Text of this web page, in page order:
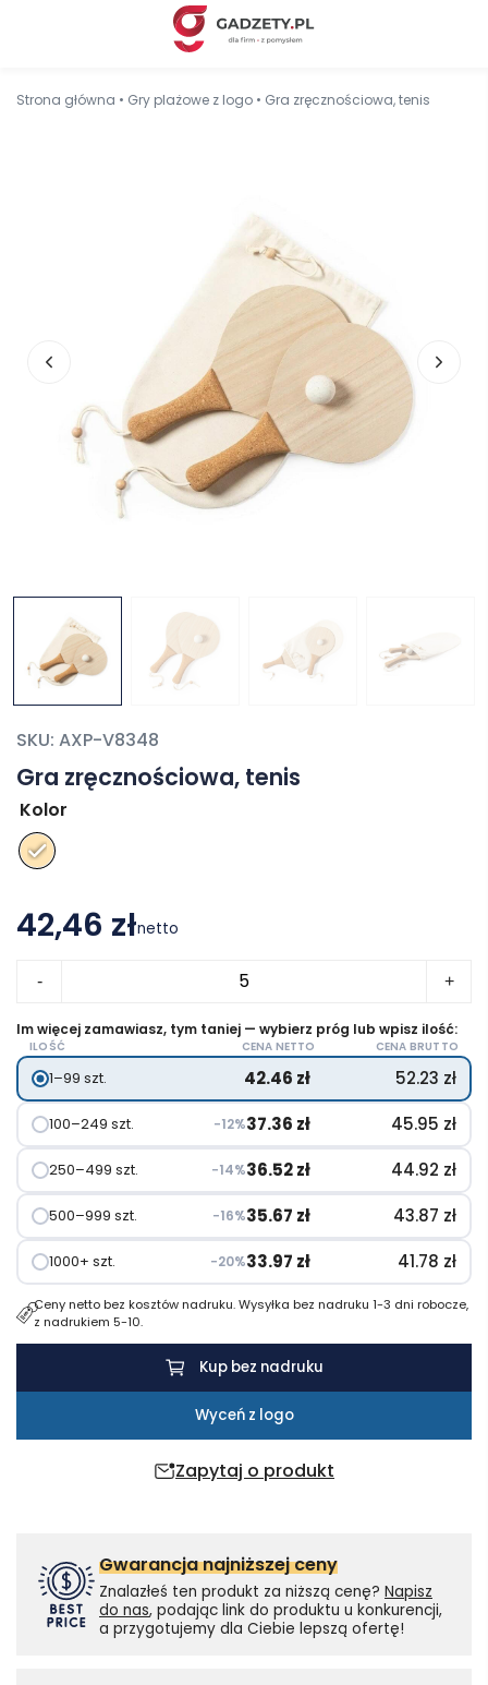
Strona główna • Gry plażowe z logo • Gra zręcznościowa, tenis
Gra zręcznościowa, tenis
SKU: AXP-V8348
Kolor
42,46 złnetto
-
zręcznościowa,
tenis
+
Zapytaj o produkt
Im więcej zamawiasz, tym taniej — wybierz próg lub wpisz ilość:
ILOŚĆ CENA NETTO CENA BRUTTO
1–99 szt. 42.46 zł 52.23 zł
100–249 szt. −12%37.36 zł 45.95 zł
250–499 szt. −14%36.52zł 44.92 zł
500–999 szt. −16%35.67 zł 43.87 zł
1000+ szt. −20%33.97 zł 41.78 zł
Ceny netto bez kosztów nadruku. Wysyłka bez nadruku 1-3 dni robocze,
z nadrukiem 5-10.
Kup bez nadruku
Wyceń z logo
Gwarancja najniższej ceny
Znalazłeś ten produkt za niższą cenę? Napisz
do nas, podając link do produktu u konkurencji,
a przygotujemy dla Ciebie lepszą ofertę!